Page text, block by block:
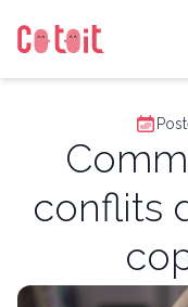
conflits